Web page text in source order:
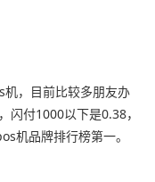
，目前比较多朋友办
闪付1000以下是0.38，
机品牌排行榜第一。